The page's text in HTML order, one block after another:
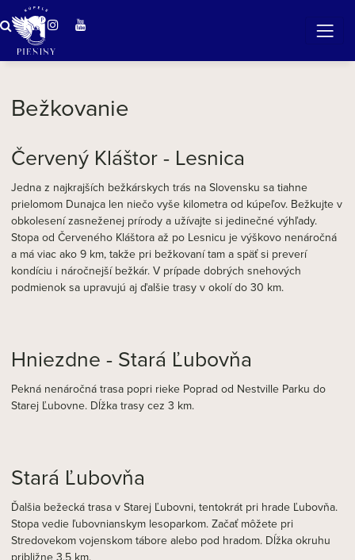
Zázračná voda v Pieninách
Bežkovanie
Červený Kláštor - Lesnica
Jedna z najkrajších bežkárskych trás na Slovensku sa tiahne
prielomom Dunajca len niečo vyše kilometra od kúpeľov. Bežkujte v
obkolesení zasneženej prírody a užívajte si jedinečné výhľady.
Stopa od Červeného Kláštora až po Lesnicu je výškovo nenáročná
a má viac ako 9 km, takže pri bežkovaní tam a späť si preverí
kondíciu i náročnejší bežkár. V prípade dobrých snehových
podmienok sa upravujú aj ďalšie trasy v okolí do 30 km.
Hniezdne - Stará Ľubovňa
Pekná nenáročná trasa popri rieke Poprad od Nestville Parku do
Starej Ľubovne. Dĺžka trasy cez 3 km.
Stará Ľubovňa
Ďalšia bežecká trasa v Starej Ľubovni, tentokrát pri hrade Ľubovňa.
Stopa vedie ľubovnianskym lesoparkom. Začať môžete pri
Stredovekom vojenskom tábore alebo pod hradom. Dĺžka okruhu
približne 3,5 km.